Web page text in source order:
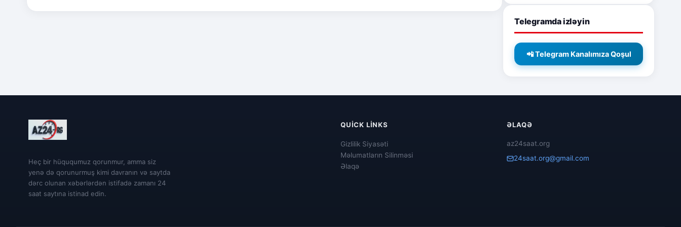
Telegramda izləyin
📲 Telegram Kanalımıza Qoşul
Heç bir hüququmuz qorunmur, amma siz
yenə də qorunurmuş kimi davranın və saytda
dərc olunan xəbərlərdən istifadə zamanı 24
saat saytına istinad edin.
QUICK LINKS
Gizlilik Siyasəti
Məlumatların Silinməsi
Əlaqə
ƏLAQƏ
az24saat.org
24saat.org@gmail.com